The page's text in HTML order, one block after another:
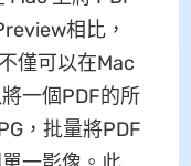
相比，
僅可以在Mac
一個PDF的所
，批量將PDF